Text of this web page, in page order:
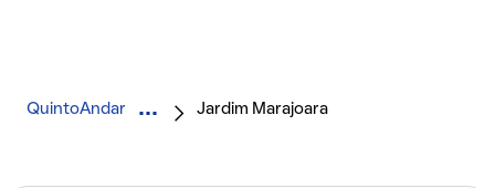
QuintoAndar Jardim Marajoara